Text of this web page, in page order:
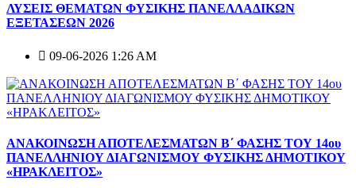
ΛΥΣΕΙΣ ΘΕΜΑΤΩΝ ΦΥΣΙΚΗΣ ΠΑΝΕΛΛΑΔΙΚΩΝ
ΕΞΕΤΑΣΕΩΝ 2026
09-06-2026 1:26 AM
ΑΝΑΚΟΙΝΩΣΗ ΑΠΟΤΕΛΕΣΜΑΤΩΝ Β΄ ΦΑΣΗΣ ΤΟΥ 14ου
ΠΑΝΕΛΛΗΝΙΟΥ ΔΙΑΓΩΝΙΣΜΟΥ ΦΥΣΙΚΗΣ ΔΗΜΟΤΙΚΟΥ
«ΗΡΑΚΛΕΙΤΟΣ»